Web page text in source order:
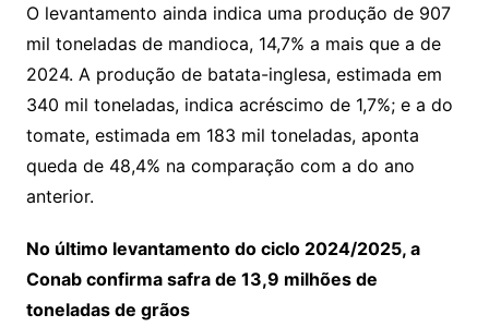
O levantamento ainda indica uma produção de 907
mil toneladas de mandioca, 14,7% a mais que a de
2024. A produção de batata-inglesa, estimada em
340 mil toneladas, indica acréscimo de 1,7%; e a do
tomate, estimada em 183 mil toneladas, aponta
queda de 48,4% na comparação com a do ano
anterior.
No último levantamento do ciclo 2024/2025, a
Conab confirma safra de 13,9 milhões de
toneladas de grãos